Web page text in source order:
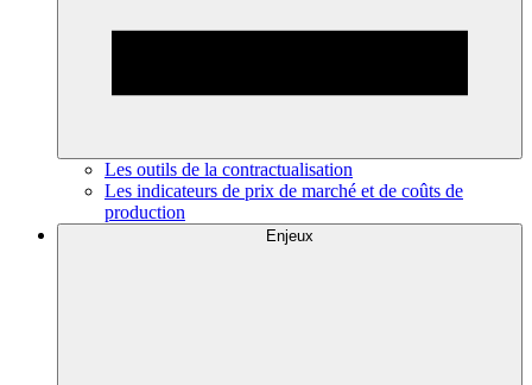
Les outils de la contractualisation
Les indicateurs de prix de marché et de coûts de
production
Enjeux